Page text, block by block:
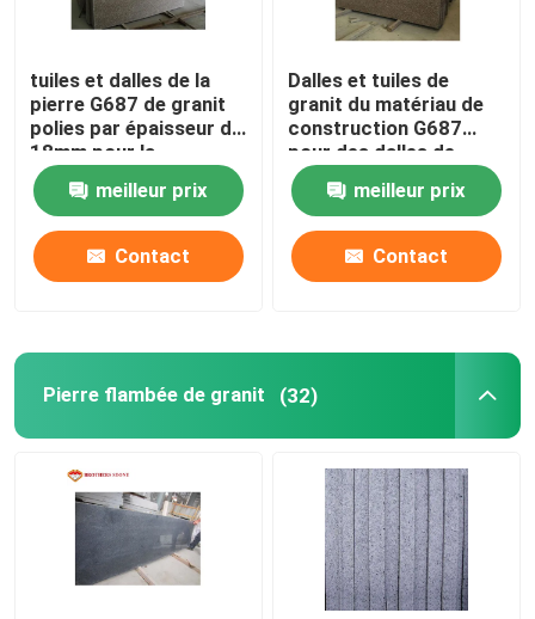
tuiles et dalles de la
pierre G687 de granit
polies par épaisseur de
18mm pour la
décoration
meilleur prix
Contact
Dalles et tuiles de
granit du matériau de
construction G687
pour des dalles de
carrelages de mur
meilleur prix
Contact
Pierre flambée de granit (32)